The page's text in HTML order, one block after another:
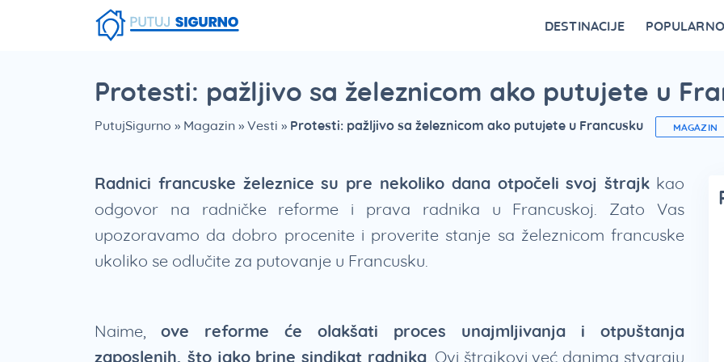
DESTINACIJE POPULARNO
Protesti: pažljivo sa železnicom ako putujete u
PutujSigurno » Magazin » Vesti » Protesti: pažljivo sa železnicom ako putujete u Francusku MAGAZIN
Radnici francuske železnice su pre nekoliko dana otpočeli svoj štrajk kao
odgovor na radničke reforme i prava radnika u Francuskoj. Zato Vas
upozoravamo da dobro procenite i proverite stanje sa železnicom francuske
ukoliko se odlučite za putovanje u Francusku.
Naime, ove reforme će olakšati proces unajmljivanja i otpuštanja
zaposlenih, što jako brine sindikat radnika. Ovi štrajkovi već danima stvaraju